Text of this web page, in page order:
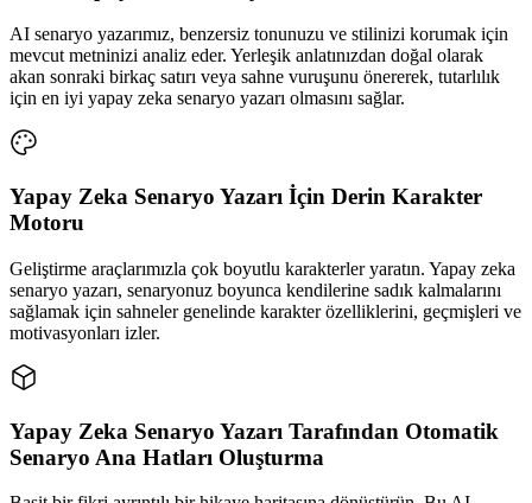
AI senaryo yazarımız, benzersiz tonunuzu ve stilinizi korumak için
mevcut metninizi analiz eder. Yerleşik anlatınızdan doğal olarak
akan sonraki birkaç satırı veya sahne vuruşunu önererek, tutarlılık
için en iyi yapay zeka senaryo yazarı olmasını sağlar.
Yapay Zeka Senaryo Yazarı İçin Derin Karakter
Motoru
Geliştirme araçlarımızla çok boyutlu karakterler yaratın. Yapay zeka
senaryo yazarı, senaryonuz boyunca kendilerine sadık kalmalarını
sağlamak için sahneler genelinde karakter özelliklerini, geçmişleri ve
motivasyonları izler.
Yapay Zeka Senaryo Yazarı Tarafından Otomatik
Senaryo Ana Hatları Oluşturma